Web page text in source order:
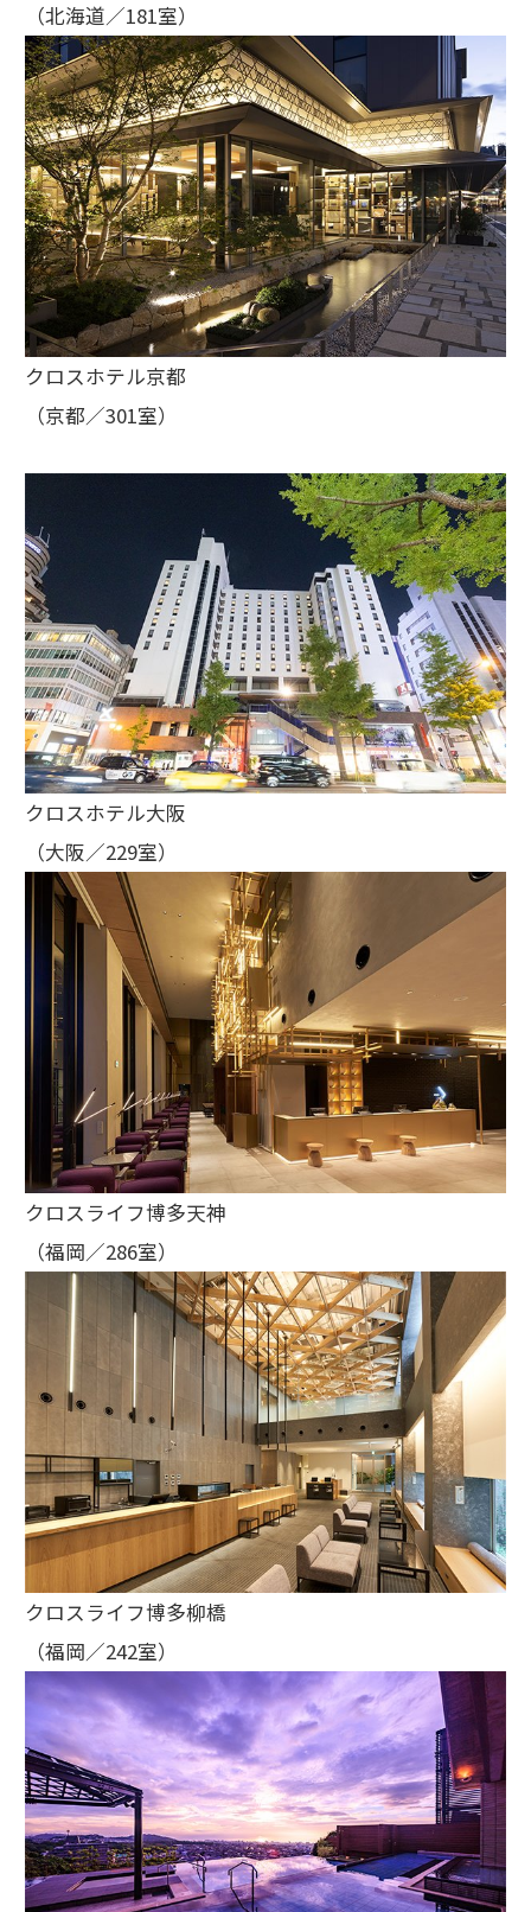
（北海道／181室）
クロスホテル京都
（京都／301室）
クロスホテル大阪
（大阪／229室）
クロスライフ博多天神
（福岡／286室）
クロスライフ博多柳橋
（福岡／242室）